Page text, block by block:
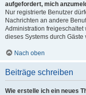
aufgefordert, mich
Nur registrierte Benutzer
Nachrichten an andere
Administration
dieses Systems durch Gäste
Nach oben
Beiträge schreiben
Wie erstelle ich ein neues